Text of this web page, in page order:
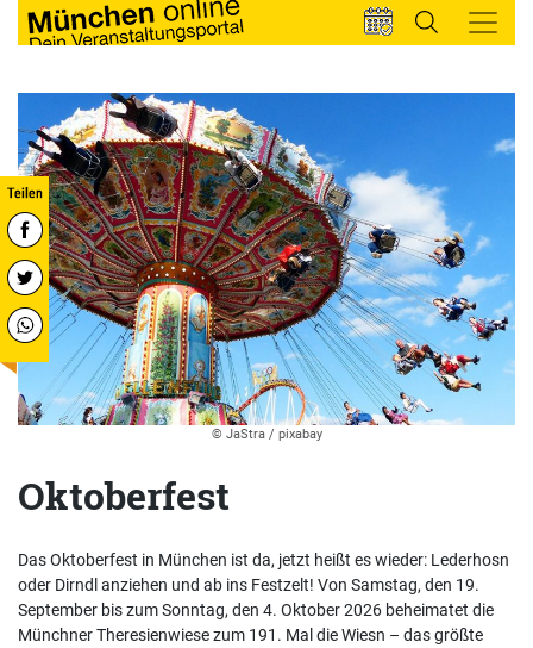
© JaStra / pixabay
Oktoberfest
Das Oktoberfest in München ist da, jetzt heißt es wieder: Lederhosn
oder Dirndl anziehen und ab ins Festzelt! Von Samstag, den 19.
September bis zum Sonntag, den 4. Oktober 2026 beheimatet die
Münchner Theresienwiese zum 191. Mal die Wiesn – das größte